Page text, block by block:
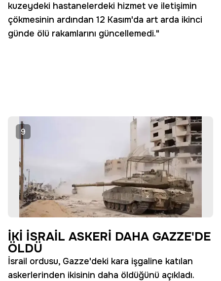
kuzeydeki hastanelerdeki hizmet ve iletişimin
çökmesinin ardından 12 Kasım'da art arda ikinci
günde ölü rakamlarını güncellemedi."
9
İKİ İSRAİL ASKERİ DAHA GAZZE'DE
ÖLDÜ
İsrail ordusu, Gazze'deki kara işgaline katılan
askerlerinden ikisinin daha öldüğünü açıkladı.